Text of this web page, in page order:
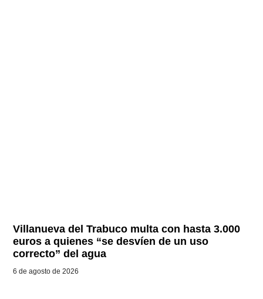
Villanueva del Trabuco multa con hasta 3.000
euros a quienes “se desvíen de un uso
correcto” del agua
6 de agosto de 2026